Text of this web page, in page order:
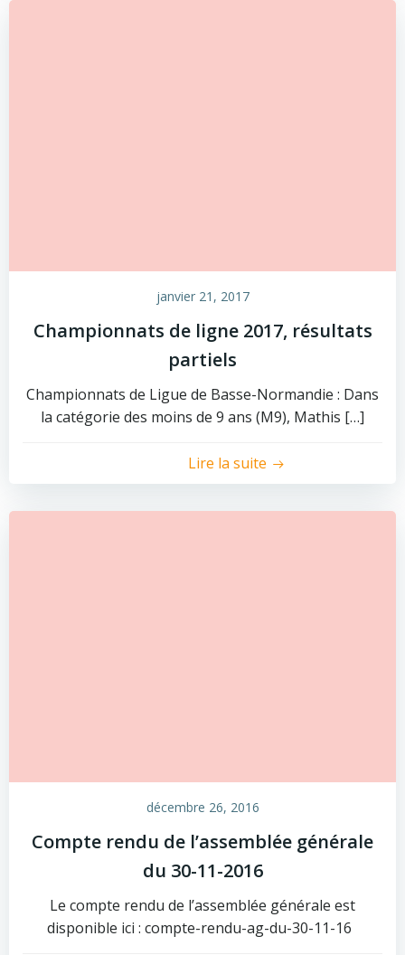
janvier 21, 2017
Championnats de ligne 2017, résultats
partiels
Championnats de Ligue de Basse-Normandie : Dans
la catégorie des moins de 9 ans (M9), Mathis […]
Lire la suite
décembre 26, 2016
Compte rendu de l’assemblée générale
du 30-11-2016
Le compte rendu de l’assemblée générale est
disponible ici : compte-rendu-ag-du-30-11-16